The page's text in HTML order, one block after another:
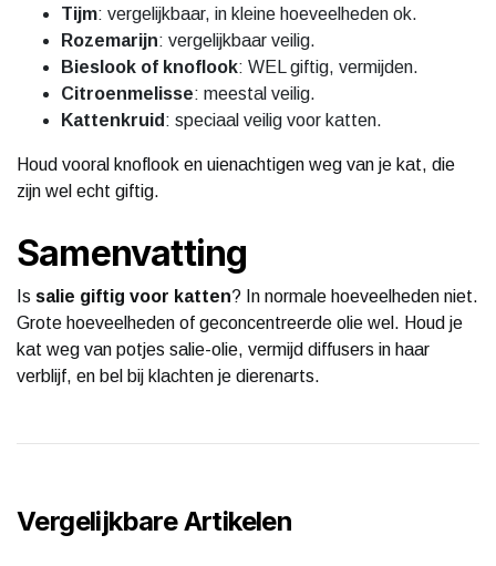
Tijm: vergelijkbaar, in kleine hoeveelheden ok.
Rozemarijn: vergelijkbaar veilig.
Bieslook of knoflook: WEL giftig, vermijden.
Citroenmelisse: meestal veilig.
Kattenkruid : speciaal veilig voor katten.
Houd vooral knoflook en uienachtigen weg van je kat, die
zijn wel echt giftig.
Samenvatting
Is salie giftig voor katten? In normale hoeveelheden niet.
Grote hoeveelheden of geconcentreerde olie wel. Houd je
kat weg van potjes salie-olie, vermijd diffusers in haar
verblijf, en bel bij klachten je dierenarts.
Vergelijkbare Artikelen